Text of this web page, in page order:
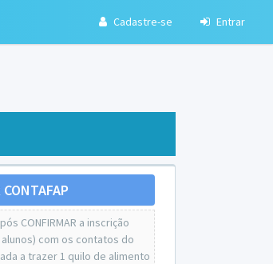
Cadastre-se Entrar
CONTAFAP
CONFIRMAR a inscrição
com os contatos do
a trazer 1 quilo de alimento